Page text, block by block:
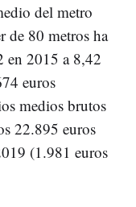
del metro
de 80 metros ha
en 2015 a 8,42
euros
medios brutos
22.895 euros
(1.981 euros